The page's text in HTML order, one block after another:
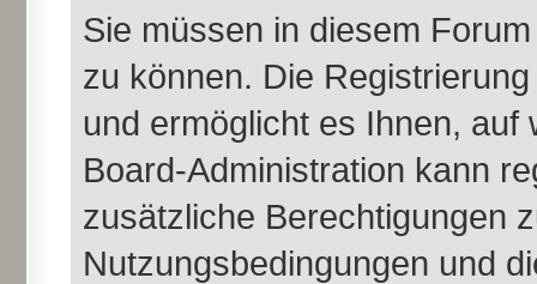
Sie müssen in diesem
zu können. Die
und ermöglicht es Ihnen,
Board-Administration kann
zusätzliche Berechtigungen
Nutzungsbedingungen und